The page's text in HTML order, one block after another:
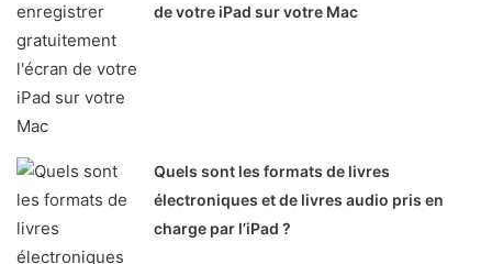
de votre iPad sur votre Mac
Quels sont les formats de livres
électroniques et de livres audio pris en
charge par l’iPad ?